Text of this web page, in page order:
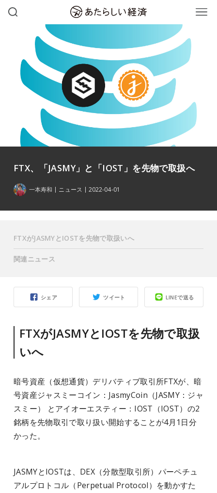
FTX、「JASMY」と「IOST」を先物で取扱へ
一本寿和 ニュース 2022-04-01
シェア ツイート LINEで送る
FTXがJASMYとIOSTを先物で取扱
いへ
暗号資産（仮想通貨）デリバティブ取引所FTXが、暗
号資産ジャスミーコイン：JasmyCoin（JASMY：ジャ
スミー） とアイオーエスティー：IOST（IOST）の2
銘柄を先物取引で取り扱い開始することが4月1日分
かった。
JASMYとIOSTは、DEX（分散型取引所）パーペチュ
アルプロトコル（Perpetual Protocol）を動かすた
FTXがJASMYとIOSTを先物で取扱いへ
関連ニュース